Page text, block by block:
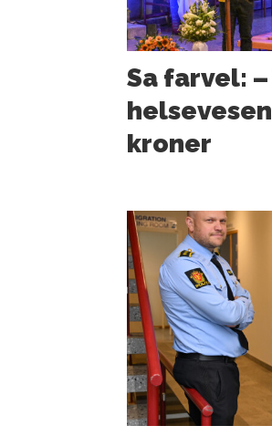
Sa farvel:
kroner